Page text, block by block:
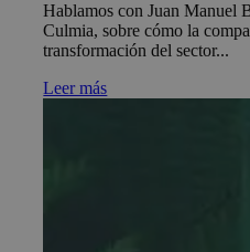
Hablamos con Juan Manuel
Culmia, sobre cómo la
transformación del sector...
Leer más